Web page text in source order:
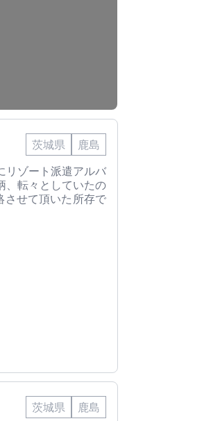
茨城県
鹿島
リゾート派遣アルバ
、転々としていたの
させて頂いた所存で
茨城県
鹿島